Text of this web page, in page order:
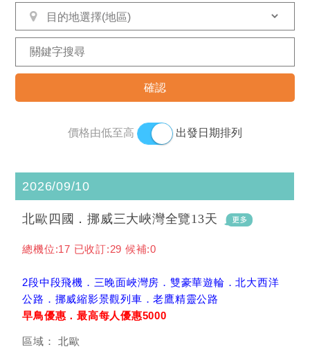
價格由低至高 出發日期排列
2026/09/10
北歐四國．挪威三大峽灣全覽13天
總機位:17 已收訂:29 候補:0
2段中段飛機．三晚面峽灣房．雙豪華遊輪．北大西洋
公路．挪威縮影景觀列車．老鷹精靈公路
早鳥優惠．最高每人優惠5000
北歐